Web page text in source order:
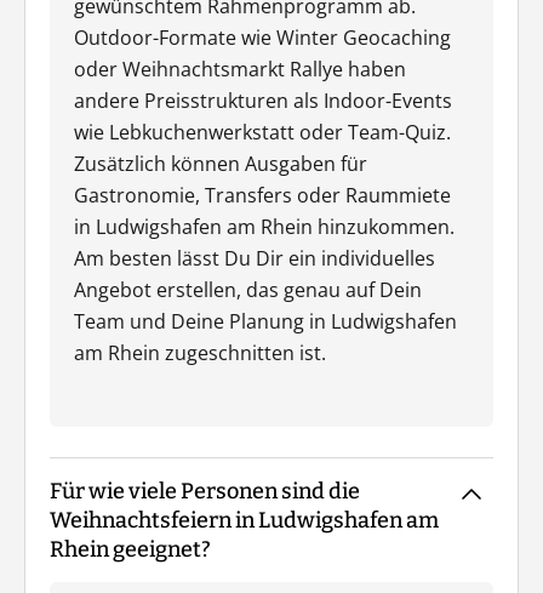
gewünschtem Rahmenprogramm ab.
Outdoor-Formate wie Winter Geocaching
oder Weihnachtsmarkt Rallye haben
andere Preisstrukturen als Indoor-Events
wie Lebkuchenwerkstatt oder Team-Quiz.
Zusätzlich können Ausgaben für
Gastronomie, Transfers oder Raummiete
in Ludwigshafen am Rhein hinzukommen.
Am besten lässt Du Dir ein individuelles
Angebot erstellen, das genau auf Dein
Team und Deine Planung in Ludwigshafen
am Rhein zugeschnitten ist.
Für wie viele Personen sind die
Weihnachtsfeiern in Ludwigshafen am
Rhein geeignet?